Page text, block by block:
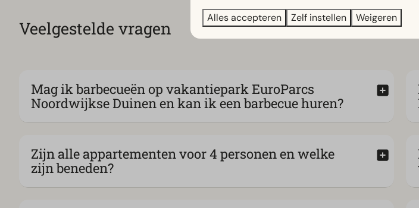
Veelgestelde vragen
Mag ik barbecueën op vakantiepark EuroParcs
Noordwijkse Duinen en kan ik een barbecue huren?
Zijn alle appartementen voor 4 personen en welke
zijn beneden?
Alles accepteren Zelf instellen Weigeren